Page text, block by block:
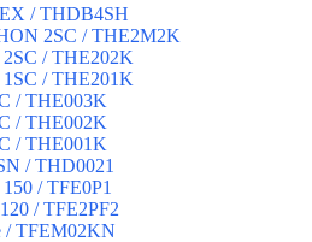
/ THDB4SH
2SC / THE2M2K
/ THE202K
/ THE201K
/ THE003K
/ THE002K
/ THE001K
/ THD0021
/ TFE0P1
/ TFE2PF2
/ TFEM02KN